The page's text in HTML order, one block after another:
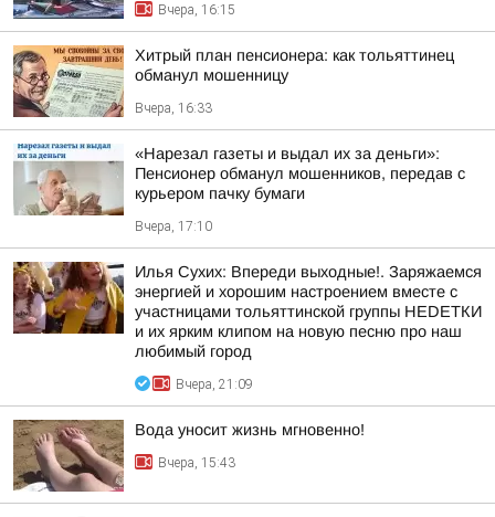
Вчера, 16:15
Хитрый план пенсионера: как тольяттинец
обманул мошенницу
Вчера, 16:33
«Нарезал газеты и выдал их за деньги»:
Пенсионер обманул мошенников, передав с
курьером пачку бумаги
Вчера, 17:10
Илья Сухих: Впереди выходные!. Заряжаемся
энергией и хорошим настроением вместе с
участницами тольяттинской группы НЕDЕТКИ
и их ярким клипом на новую песню про наш
любимый город
Вчера, 21:09
Вода уносит жизнь мгновенно!
Вчера, 15:43